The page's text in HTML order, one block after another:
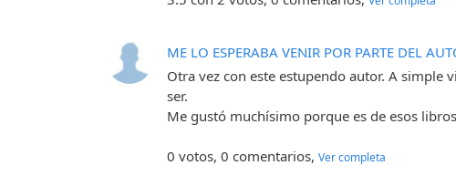
ME LO ESPERABA VENIR POR PARTE DEL
Otra vez con este estupendo autor. A simple
ser.
Me gustó muchísimo porque es de esos
0 votos, 0 comentarios, Ver completa